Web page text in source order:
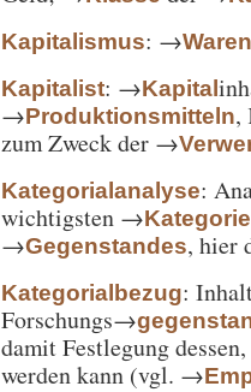
Kapitalismus: →
Kapitalist: →Kapital
→Produktionsmitteln,
zum Zweck der →
Kategorialanalyse:
wichtigsten →
→Gegenstandes, hier
Kategorialbezug:
Forschungs→
damit Festlegung
werden kann (vgl. →